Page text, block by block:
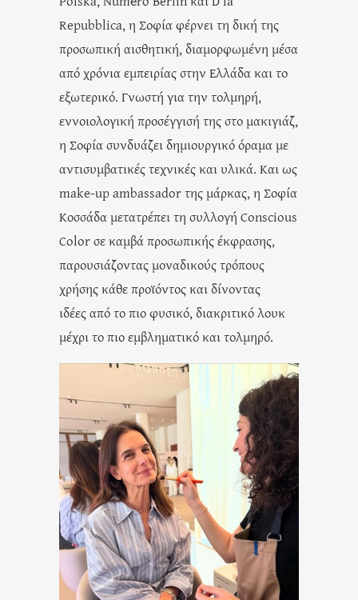
Repubblica, η Σοφία φέρνει τη δική της
προσωπική αισθητική, διαμορφωμένη μέσα
από χρόνια εμπειρίας στην Ελλάδα και το
εξωτερικό. Γνωστή για την τολμηρή,
εννοιολογική προσέγγισή της στο μακιγιάζ,
η Σοφία συνδυάζει δημιουργικό όραμα με
αντισυμβατικές τεχνικές και υλικά. Και ως
make-up ambassador της μάρκας, η Σοφία
Κοσσάδα μετατρέπει τη συλλογή Conscious
Color σε καμβά προσωπικής έκφρασης,
παρουσιάζοντας μοναδικούς τρόπους
χρήσης κάθε προϊόντος και δίνοντας
ιδέεςαπό το πιο φυσικό, διακριτικό λουκ
μέχρι το πιο εμβληματικό και τολμηρό.